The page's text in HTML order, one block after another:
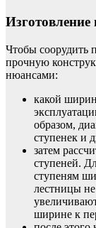
Чтобы соорудить
прочную
нюансами:
какой
образом,
ступенек и
затем
ступеней.
ступеням
лестницы
ширине к